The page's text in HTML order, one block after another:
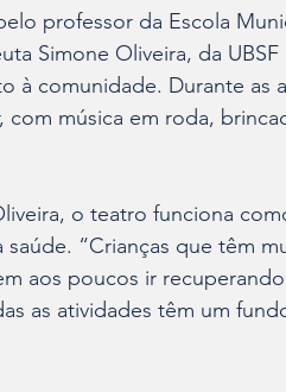
professor da Escola
Simone Oliveira, da
à comunidade. Durante as
música em roda,
o teatro funciona
“Crianças que têm
aos poucos ir
as atividades têm um